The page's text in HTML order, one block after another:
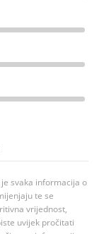
svaka informacija o
te se
vrijednost,
uvijek pročitati